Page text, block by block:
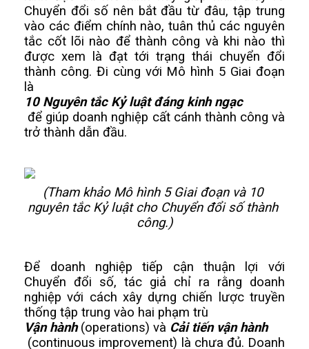
Chuyển đổi số nên bắt đầu từ đâu, tập trung
vào các điểm chính nào, tuân thủ các nguyên
tắc cốt lõi nào để thành công và khi nào thì
được xem là đạt tới trạng thái chuyển đổi
thành công. Đi cùng với Mô hình 5 Giai đoạn
là
10 Nguyên tắc Kỷ luật đáng kinh ngạc
để giúp doanh nghiệp cất cánh thành công và
trở thành dẫn đầu.
(Tham khảo Mô hình 5 Giai đoạn và 10
nguyên tắc Kỷ luật cho Chuyển đổi số thành
công.)
Để doanh nghiệp tiếp cận thuận lợi với
Chuyển đổi số, tác giả chỉ ra rằng doanh
nghiệp với cách xây dựng chiến lược truyền
thống tập trung vào hai phạm trù
Vận hành (operations) và Cải tiến vận hành